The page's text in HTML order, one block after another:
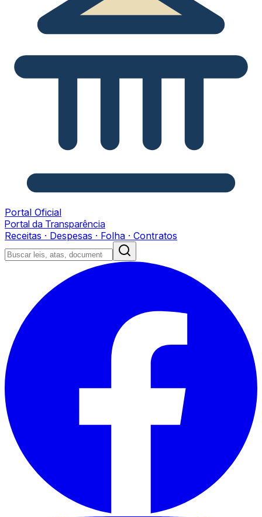
Portal Oficial
Portal da Transparência
Receitas · Despesas · Folha · Contratos